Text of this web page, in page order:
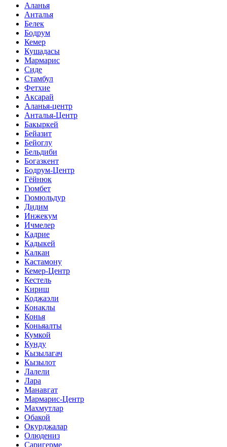
Аланья
Анталья
Белек
Бодрум
Кемер
Кушадасы
Мармарис
Сиде
Стамбул
Фетхие
Аксарай
Аланья-центр
Анталья-Центр
Бакыркей
Бейазит
Бейоглу
Бельдиби
Богазкент
Бодрум-Центр
Гёйнюк
Гюмбет
Гюмюльдур
Дидим
Инжекум
Ичмелер
Кадрие
Кадыкей
Калкан
Кастамону
Кемер-Центр
Кестель
Кириш
Коджаэли
Конаклы
Конья
Коньяалты
Кумкой
Кунду
Кызылагач
Кызылот
Лалели
Лара
Манавгат
Мармарис-Центр
Махмутлар
Обакой
Окурджалар
Олюдениз
Саригерме